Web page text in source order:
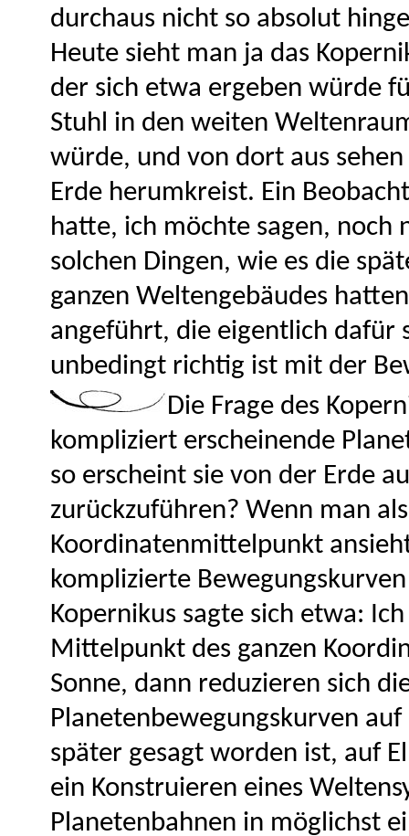
durchaus nicht so absolut
Heute sieht man ja das
der sich etwa ergeben würde
Stuhl in den weiten
würde, und von dort aus
Erde herumkreist. Ein
hatte, ich möchte sagen, noch
solchen Dingen, wie es die
ganzen Weltengebäudes
angeführt, die eigentlich dafür
unbedingt richtig ist mit der
Die Frage des
kompliziert erscheinende
so erscheint sie von der Erde
zurückzuführen? Wenn man
Koordinatenmittelpunkt
komplizierte
Kopernikus sagte sich etwa:
Mittelpunkt des ganzen
Sonne, dann reduzieren sich
Planetenbewegungskurven
später gesagt worden ist, auf
ein Konstruieren eines
Planetenbahnen in möglichst